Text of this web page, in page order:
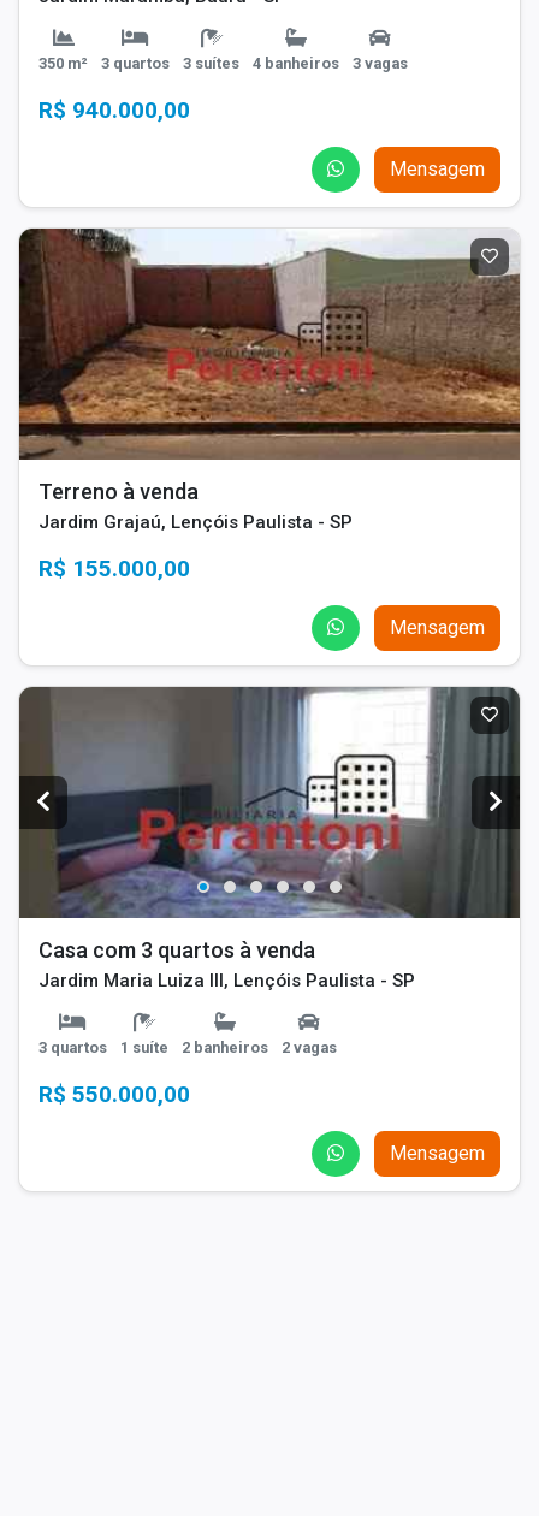
350 m² 3 quartos 3 suítes 4 banheiros 3 vagas
R$ 940.000,00
Mensagem
Terreno à venda
Jardim Grajaú, Lençóis Paulista - SP
R$ 155.000,00
Mensagem
Casa com 3 quartos à venda
Jardim Maria Luiza III, Lençóis Paulista - SP
3 quartos 1 suíte 2 banheiros 2 vagas
R$ 550.000,00
Mensagem